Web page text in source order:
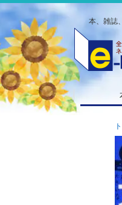
本、雑誌